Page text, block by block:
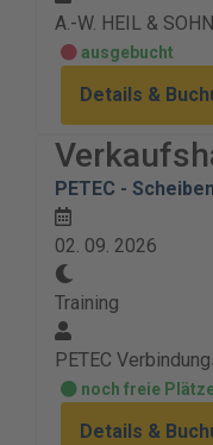
A.-W. HEIL &
ausgebucht
Details &
PETEC -
02. 09. 2026
Training
PETEC
noch freie
Details &